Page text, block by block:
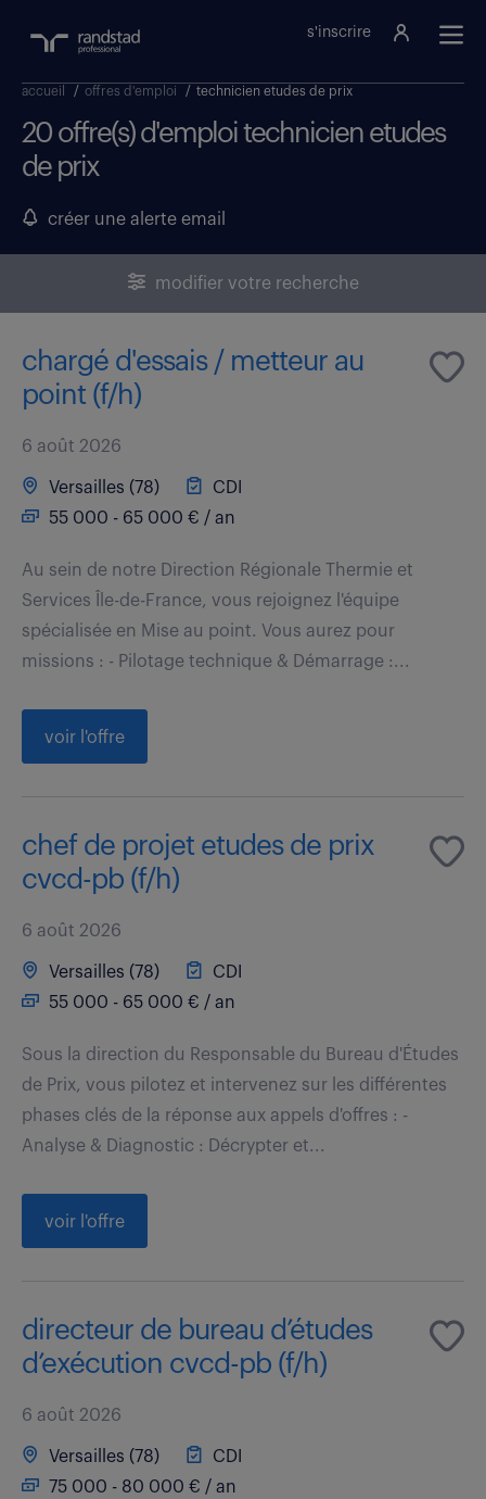
s'inscrire
accueil / offres d'emploi / technicien etudes de prix
20 offre(s) d'emploi technicien etudes
de prix
créer une alerte email
modifier votre recherche
chargé d'essais / metteur au
point (f/h)
6 août 2026
Versailles (78)
CDI
55 000 - 65 000 € / an
Au sein de notre Direction Régionale Thermie et
Services Île-de-France, vous rejoignez l'équipe
spécialisée en Mise au point. Vous aurez pour
missions : - Pilotage technique & Démarrage :...
voir l'offre
chef de projet etudes de prix
cvcd-pb (f/h)
6 août 2026
Versailles (78)
CDI
55 000 - 65 000 € / an
Sous la direction du Responsable du Bureau d'Études
de Prix, vous pilotez et intervenez sur les différentes
phases clés de la réponse aux appels d'offres : -
Analyse & Diagnostic : Décrypter et...
voir l'offre
directeur de bureau d’études
d’exécution cvcd-pb (f/h)
6 août 2026
Versailles (78)
CDI
75 000 - 80 000 € / an